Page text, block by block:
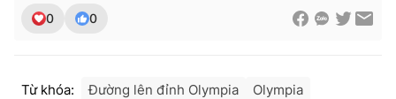
0 0
Từ khóa: Đường lên đỉnh Olympia
Olympia